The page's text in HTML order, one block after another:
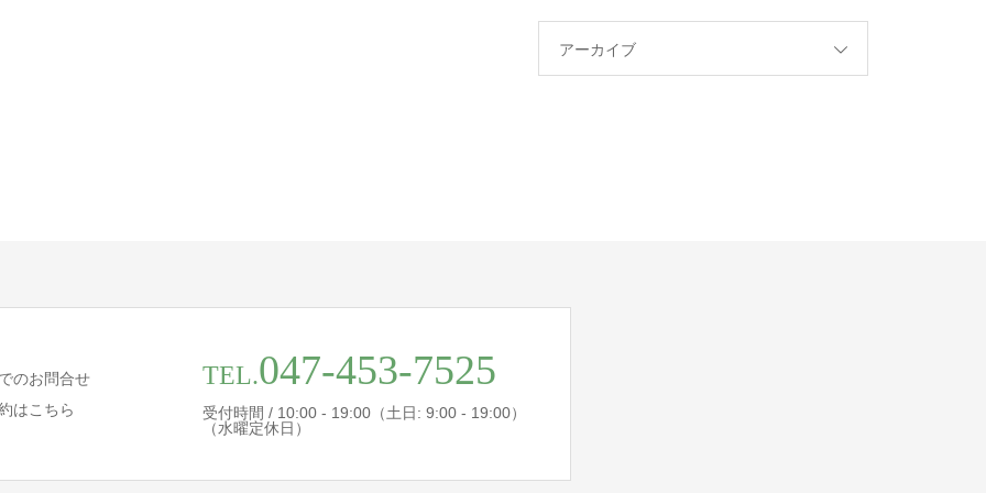
アーカイブ
のお問合せ
はこちら
TEL.047-453-7525
受付時間 / 10:00 - 19:00（土日: 9:00 - 19:00）
（水曜定休日）